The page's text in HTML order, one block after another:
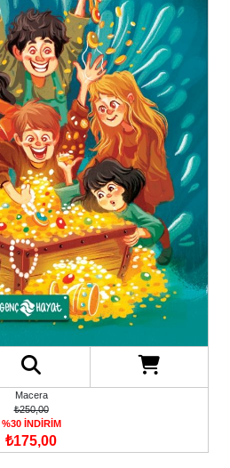
Hikaye
₺750,00
%30 İNDİRİM
₺525,00